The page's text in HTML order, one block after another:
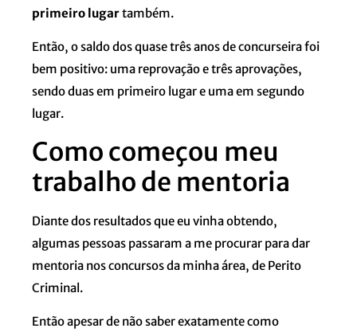
primeiro lugartambém.
Então, o saldo dos quase três anos de concurseira foi
bem positivo: uma reprovação e três aprovações,
sendo duas em primeiro lugar e uma em segundo
lugar.
Como começou meu
trabalho de mentoria
Diante dos resultados que eu vinha obtendo,
algumas pessoas passaram a me procurar para dar
mentoria nos concursos da minha área, de Perito
Criminal.
Então apesar de não saber exatamente como